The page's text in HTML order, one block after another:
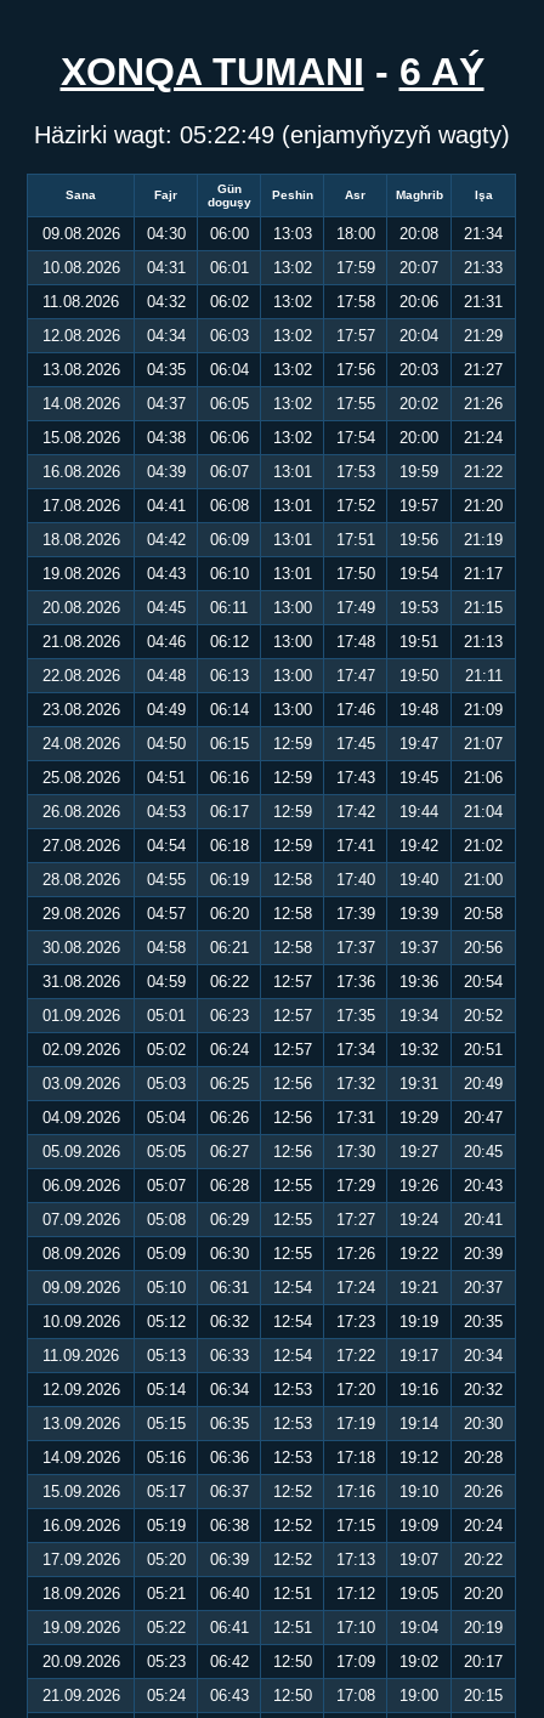
XONQA TUMANI - 6 AÝ
Häzirki wagt: 05:22:50 (enjamyňyzyň wagty)
Sana Fajr
Gün
doguşy
Peshin Asr Maghrib Işa
09.08.2026 04:30 06:00 13:03 18:00 20:08
21:34
10.08.2026
04:31 06:01 13:02 17:59 20:07
21:33
11.08.2026
04:32 06:02 13:02 17:58 20:06
21:31
12.08.2026
04:34 06:03 13:02 17:57 20:04
21:29
13.08.2026
04:35 06:04 13:02 17:56 20:03
21:27
14.08.2026
04:37 06:05 13:02 17:55 20:02
21:26
15.08.2026
04:38 06:06 13:02 17:54 20:00
21:24
16.08.2026
04:39 06:07 13:01 17:53 19:59
21:22
17.08.2026
04:41 06:08 13:01 17:52 19:57
21:20
18.08.2026
04:42 06:09 13:01 17:51 19:56
21:19
19.08.2026
04:43 06:10 13:01 17:50 19:54
21:17
20.08.2026
04:45 06:11 13:00 17:49 19:53
21:15
21.08.2026
04:46 06:12 13:00 17:48 19:51
21:13
22.08.2026
04:48 06:13 13:00 17:47 19:50
21:11
23.08.2026
04:49 06:14 13:00 17:46 19:48
21:09
24.08.2026
04:50 06:15 12:59 17:45 19:47
21:07
25.08.2026
04:51 06:16 12:59 17:43 19:45
21:06
26.08.2026
04:53 06:17 12:59 17:42 19:44
21:04
27.08.2026
04:54 06:18 12:59 17:41 19:42
21:02
28.08.2026
04:55 06:19 12:58 17:40 19:40
21:00
29.08.2026
04:57 06:20 12:58 17:39 19:39
20:58
30.08.2026
04:58 06:21 12:58 17:37 19:37
20:56
31.08.2026
04:59 06:22 12:57 17:36 19:36
20:54
01.09.2026
05:01 06:23 12:57 17:35 19:34
20:52
02.09.2026
05:02 06:24 12:57 17:34 19:32
20:51
03.09.2026
05:03 06:25 12:56 17:32 19:31
20:49
04.09.2026
05:04 06:26 12:56 17:31 19:29
20:47
05.09.2026
05:05 06:27 12:56 17:30 19:27
20:45
06.09.2026
05:07 06:28 12:55 17:29 19:26
20:43
07.09.2026
05:08 06:29 12:55 17:27 19:24
20:41
08.09.2026
05:09 06:30 12:55 17:26 19:22
20:39
09.09.2026
05:10 06:31 12:54 17:24 19:21
20:37
10.09.2026
05:12 06:32 12:54 17:23 19:19
20:35
11.09.2026
05:13 06:33 12:54 17:22 19:17
20:34
12.09.2026
05:14 06:34 12:53 17:20 19:16
20:32
13.09.2026
05:15 06:35 12:53 17:19 19:14
20:30
14.09.2026
05:16 06:36 12:53 17:18 19:12
20:28
15.09.2026
05:17 06:37 12:52 17:16 19:10
20:26
16.09.2026
05:19 06:38 12:52 17:15 19:09
20:24
17.09.2026
05:20 06:39 12:52 17:13 19:07
20:22
18.09.2026
05:21 06:40 12:51 17:12 19:05
20:20
19.09.2026
05:22 06:41 12:51 17:10 19:04
20:19
20.09.2026
05:23 06:42 12:50 17:09 19:02
20:17
21.09.2026
05:24 06:43 12:50 17:08 19:00
20:15